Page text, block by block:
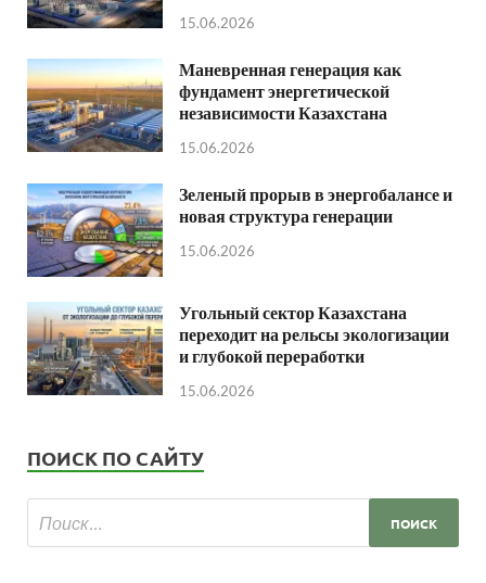
15.06.2026
Маневренная генерация как
фундамент энергетической
независимости Казахстана
15.06.2026
Зеленый прорыв в энергобалансе и
новая структура генерации
15.06.2026
Угольный сектор Казахстана
переходит на рельсы экологизации
и глубокой переработки
15.06.2026
ПОИСК ПО САЙТУ